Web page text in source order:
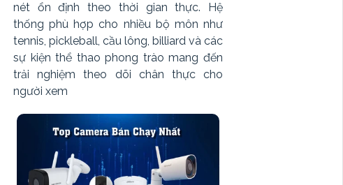
nét ổn định theo thời gian thực. Hệ
thống phù hợp cho nhiều bộ môn như
tennis, pickleball, cầu lông, billiard và các
sự kiện thể thao phong trào mang đến
trải nghiệm theo dõi chân thực cho
người xem